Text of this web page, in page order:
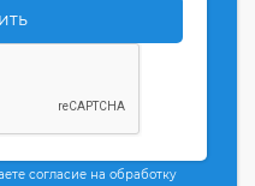
согласие на обработку